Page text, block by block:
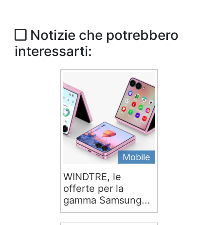
Notizie che potrebbero
interessarti:
Mobile
WINDTRE, le
offerte per la
gamma Samsung...